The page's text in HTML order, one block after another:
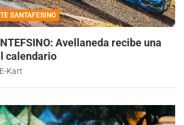
SANTAFESINO
Avellaneda recibe una
calendario
E-Kart